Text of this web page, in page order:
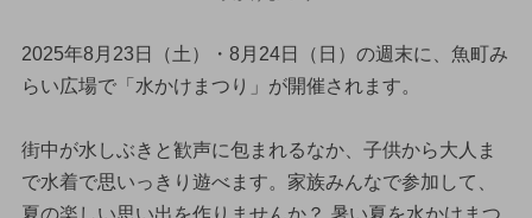
2025年8月23日（土）・8月24日（日）の週末に、魚町み
らい広場で「水かけまつり」が開催されます。
街中が水しぶきと歓声に包まれるなか、子供から大人ま
で水着で思いっきり遊べます。家族みんなで参加して、
夏の楽しい思い出を作りませんか？ 暑い夏を水かけまつ